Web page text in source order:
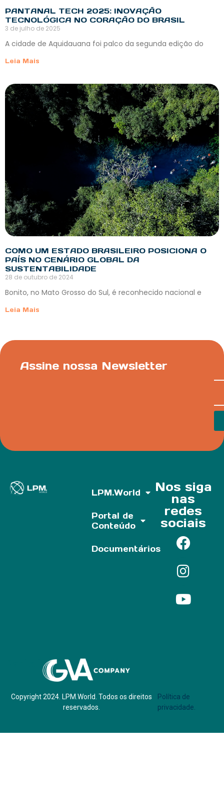
PANTANAL TECH 2025: INOVAÇÃO
TECNOLÓGICA NO CORAÇÃO DO BRASIL
3 de julho de 2025
A cidade de Aquidauana foi palco da segunda edição do
Leia Mais
COMO UM ESTADO BRASILEIRO POSICIONA O
PAÍS NO CENÁRIO GLOBAL DA
SUSTENTABILIDADE
28 de outubro de 2024
Bonito, no Mato Grosso do Sul, é reconhecido nacional e
Leia Mais
Assine nossa Newsletter
LPM.World
Portal de
Conteúdo
Documentários
Nos siga
nas
redes
sociais
Copyright 2024. LPM.World. Todos os direitos
reservados.
Política de
privacidade.